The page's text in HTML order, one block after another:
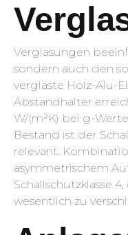
Verglasungen
sondern auch den
verglaste Holz-Alu-
Abstandhalter
W/(m²K) bei g-
Bestand ist der
relevant.
asymmetrischem
Schallschutzklasse
wesentlich zu